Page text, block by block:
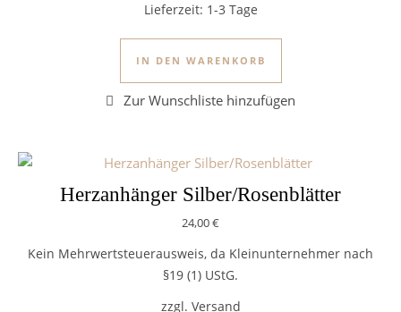
Lieferzeit: 1-3 Tage
IN DEN WARENKORB
Herzanhänger Silber/Rosenblätter
24,00€
Kein Mehrwertsteuerausweis, da Kleinunternehmer nach
§19 (1) UStG.
zzgl. Versand